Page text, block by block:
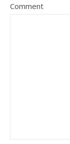
Comment